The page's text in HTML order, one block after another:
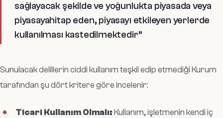
sağlayacak şekilde ve yoğunlukta piyasada veya
piyasayahitap eden, piyasayı etkileyen yerlerde
kullanılması kastedilmektedir”
Sunulacak delillerin ciddi kullanım teşkil edip etmediği Kurum
tarafından şu dört kritere göre incelenir:
Ticari Kullanım Olmalı: Kullanım, işletmenin kendi iç